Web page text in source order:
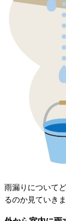
雨漏りについて
るのか見ていきま